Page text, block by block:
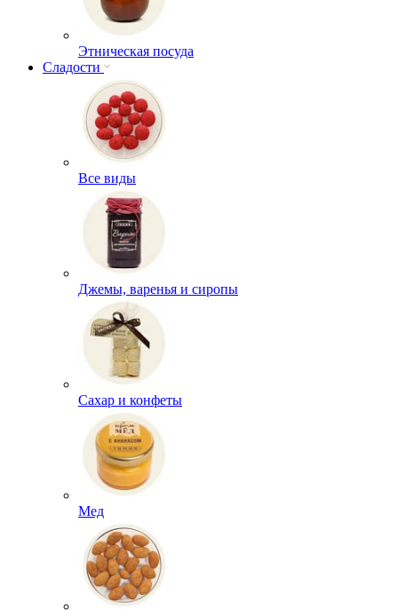
Этническая посуда
Сладости
Все виды
Джемы, варенья и сиропы
Сахар и конфеты
Мед